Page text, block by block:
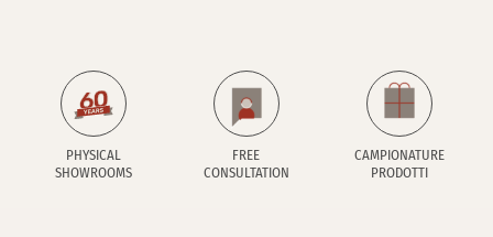
PHYSICAL
SHOWROOMS
FREE
CONSULTATION
CAMPIONATURE
PRODOTTI